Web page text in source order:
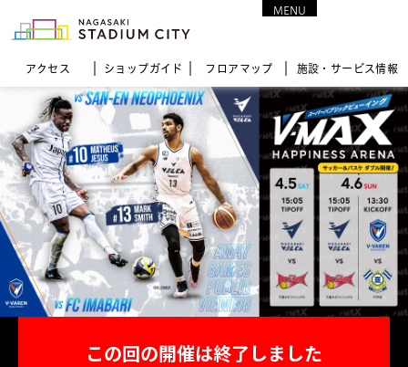
アクセス ショップガイド フロア マップ 施設・サービス情報
MENU
この回の開催は終了しました